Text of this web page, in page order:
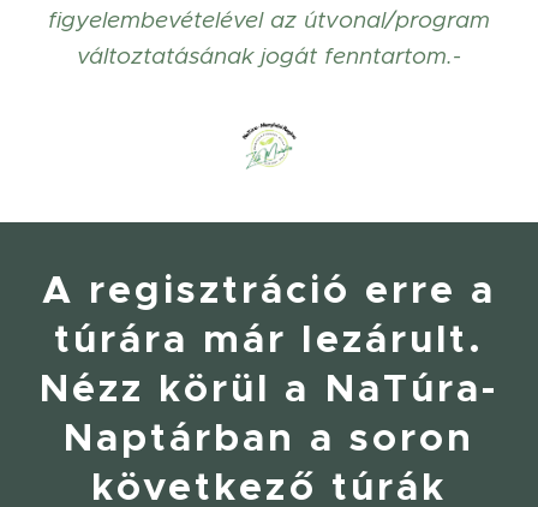
figyelembevételével az útvonal/program
változtatásának jogát fenntartom.-
A regisztráció erre a
túrára már lezárult.
Nézz körül a NaTúra-
Naptárban a soron
következő túrák